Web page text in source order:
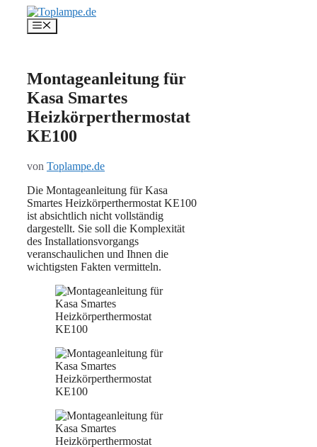
Inhalt
springen
Menü
Montageanleitung für
Kasa Smartes
Heizkörperthermostat
KE100
von Toplampe.de
Die Montageanleitung für Kasa
Smartes Heizkörperthermostat KE100
ist absichtlich nicht vollständig
dargestellt. Sie soll die Komplexität
des Installationsvorgangs
veranschaulichen und Ihnen die
wichtigsten Fakten vermitteln.